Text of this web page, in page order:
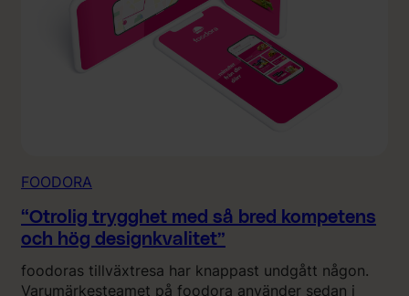
FOODORA
“Otrolig trygghet med så bred kompetens
och hög designkvalitet”
foodoras tillväxtresa har knappast undgått någon.
Varumärkesteamet på foodora använder sedan i